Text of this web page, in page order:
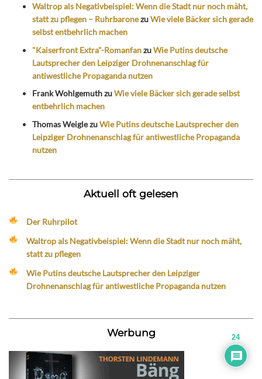
Waltrop als Negativbeispiel: Wenn die Stadt nur noch mäht,
statt zu pflegen – RuhrbaronezuWie viele Bäcker sich gerade
selbst entbehrlich machen
"Kaiserfront Extra"-RomanfanzuWie Putins deutsche
Lautsprecher den Leipziger Drohnenanschlag für
antiwestliche Propaganda nutzen
Frank WohlgemuthzuWie viele Bäcker sich gerade selbst
entbehrlich machen
Thomas WeiglezuWie Putins deutsche Lautsprecher den
Leipziger Drohnenanschlag für antiwestliche Propaganda
nutzen
Aktuell oft gelesen
Der Ruhrpilot
Waltrop als Negativbeispiel: Wenn die Stadt nur noch mäht,
statt zu pflegen
Wie Putins deutsche Lautsprecher den Leipziger
Drohnenanschlag für antiwestliche Propaganda nutzen
Werbung 24